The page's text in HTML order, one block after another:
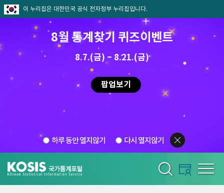
이 누리집은 대한민국 공식 전자정부 누리집입니다.
8월 통계찾기 퀴즈이벤트
8.7.(금) ~ 8.21.(금)
팝업보기
하루 동안 열지않기 다시 열지않기